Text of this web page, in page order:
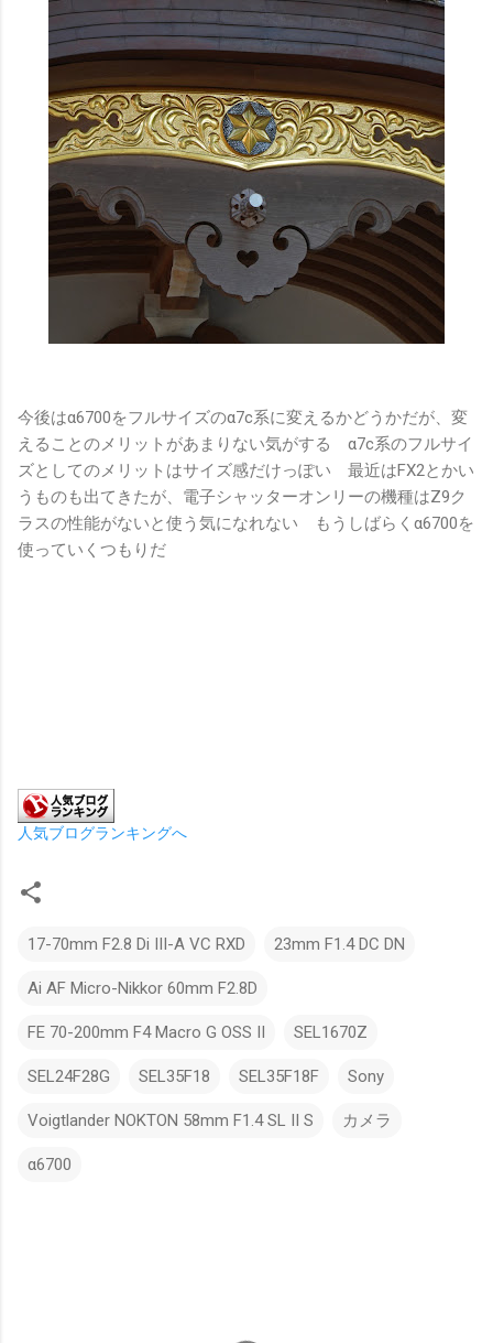
今後はα6700をフルサイズのα7c系に変えるかどうかだが、変
えることのメリットがあまりない気がする α7c系のフルサイ
ズとしてのメリットはサイズ感だけっぽい 最近はFX2とかい
うものも出てきたが、電子シャッターオンリーの機種はZ9ク
ラスの性能がないと使う気になれない もうしばらくα6700を
使っていくつもりだ
人気ブログランキングへ
17-70mm F2.8 Di III-A VC RXD 23mm F1.4 DC DN
Ai AF Micro-Nikkor 60mm F2.8D
FE 70-200mm F4 Macro G OSS II SEL1670Z
SEL24F28G SEL35F18 SEL35F18F Sony
Voigtlander NOKTON 58mm F1.4 SL II S カメラ
α6700